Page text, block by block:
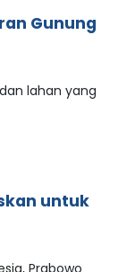
Gunung
dan lahan yang
untuk
Prabowo